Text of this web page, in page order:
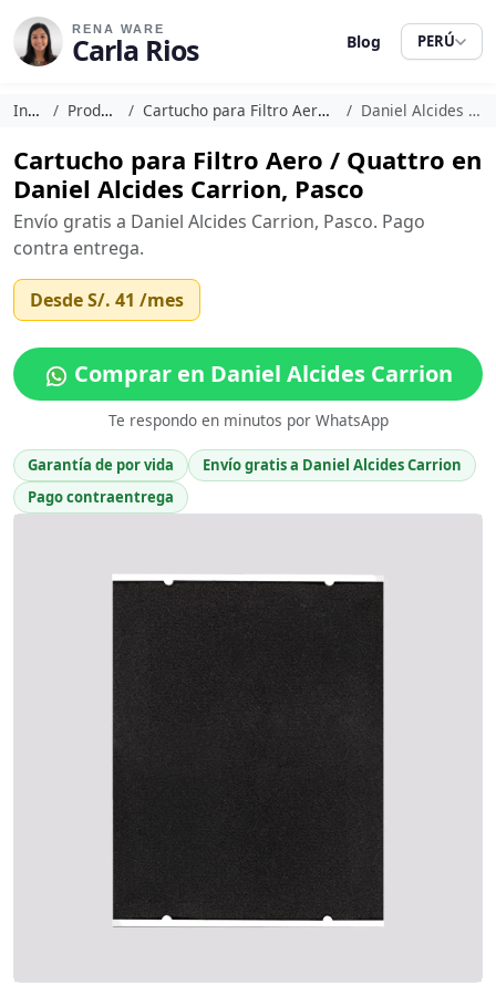
RENA WARE
Carla Rios Blog PERÚ
Inicio Productos Cartucho para Filtro Aero / Quattro Daniel Alcides Carrion
Cartucho para Filtro Aero / Quattro en
Daniel Alcides Carrion, Pasco
Envío gratis a Daniel Alcides Carrion, Pasco. Pago
contra entrega.
DesdeS/. 41 /mes
Comprar en Daniel Alcides Carrion
Te respondo en minutos por WhatsApp
Garantía de por vida
Envío gratis a Daniel Alcides Carrion
Pago contraentrega